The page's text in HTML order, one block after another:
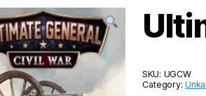
SKU: UGCW
Category: